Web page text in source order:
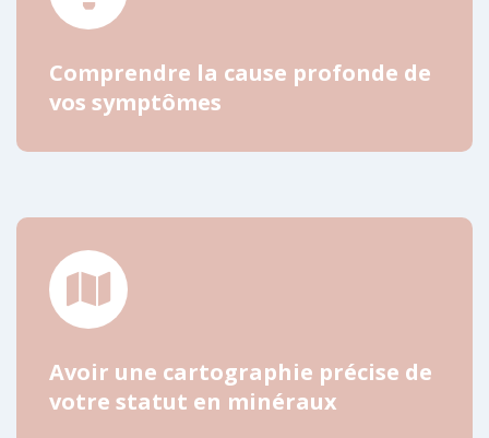
Comprendre la cause profonde de
vos symptômes
Avoir une cartographie précise de
votre statut en minéraux